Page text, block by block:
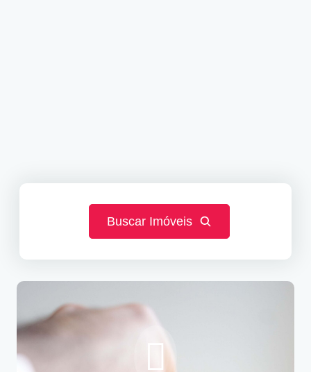
Buscar Imóveis